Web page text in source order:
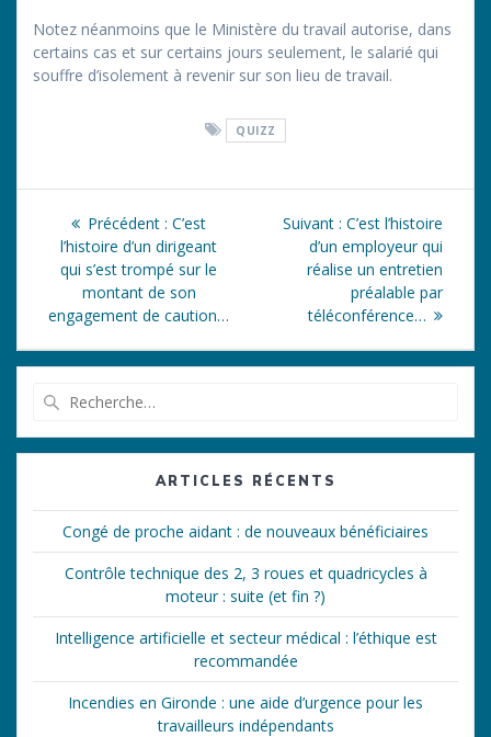
Notez néanmoins que le Ministère du travail autorise, dans
certains cas et sur certains jours seulement, le salarié qui
souffre d’isolement à revenir sur son lieu de travail.
QUIZZ
Navigation
l’article
Précédent : Article
précédent
:
C’est
l’histoire d’un dirigeant
qui s’est trompé sur le
montant de son
engagement de caution…
Suivant : Article
suivant
:
C’est l’histoire
d’un employeur qui
réalise un entretien
préalable par
téléconférence…
:
ARTICLES RÉCENTS
Congé de proche aidant : de nouveaux bénéficiaires
Contrôle technique des 2, 3 roues et quadricycles à
moteur : suite (et fin ?)
Intelligence artificielle et secteur médical : l’éthique est
recommandée
Incendies en Gironde : une aide d’urgence pour les
travailleurs indépendants